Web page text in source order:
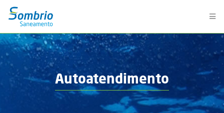
Autoatendimento